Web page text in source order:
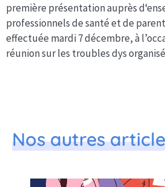
première présentation auprès
professionnels de santé et de
effectuée mardi 7 décembre, à
réunion sur les troubles dys
Nos autres